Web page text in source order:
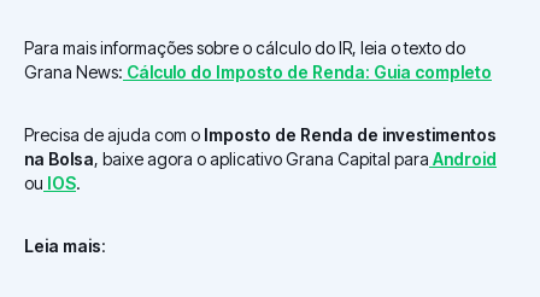
Para mais informações sobre o cálculo do IR, leia o texto do
Grana News: Cálculo do Imposto de Renda: Guia completo
Precisa de ajuda com o Imposto de Renda de investimentos
na Bolsa, baixe agora o aplicativo Grana Capital para Android
ou IOS.
Leia mais: